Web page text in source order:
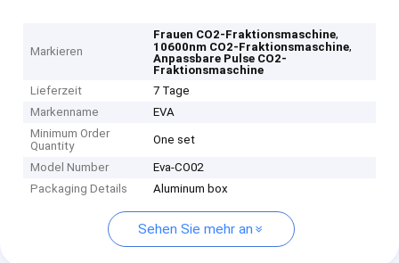
Markieren
Frauen CO2-Fraktionsmaschine,
10600nm CO2-Fraktionsmaschine,
Anpassbare Pulse CO2-
Fraktionsmaschine
Lieferzeit
7 Tage
Markenname
EVA
Minimum Order
Quantity
One set
Model Number
Eva-CO02
Packaging Details
Aluminum box
Sehen Sie mehr an